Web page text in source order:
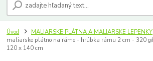
Úvod MALIARSKE PLÁTNA A MALIARSKE LEPENKY
maliarske plátno na ráme - hrúbka rámu 2 cm - 320
120 x 140 cm